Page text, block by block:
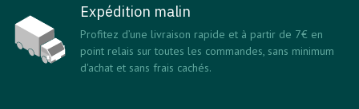
Expédition malin
Profitez d’une livraison rapide et à partir de 7€ en
point relais sur toutes les commandes, sans minimum
d'achat et sans frais cachés.